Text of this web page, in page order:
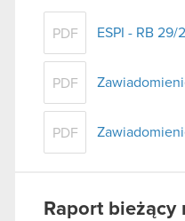
PDF ESPI - RB 29/
PDF
PDF
Raport